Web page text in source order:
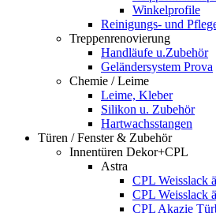
Winkelprofile
Reinigungs- und
Treppenrenovierung
Handläufe u.Zubehör
Geländersystem Prova
Chemie / Leime
Leime, Kleber
Silikon u. Zubehör
Hartwachsstangen
Türen / Fenster & Zubehör
Innentüren Dekor+CPL
Astra
CPL Weisslack
CPL Weisslack
CPL Akazie